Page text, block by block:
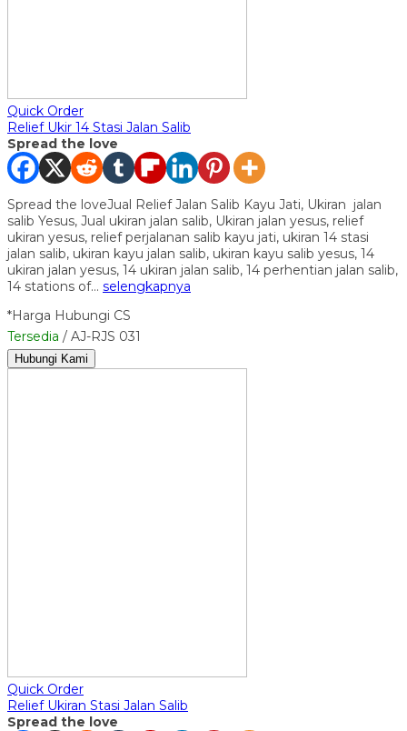
Quick Order
Relief Ukir 14 Stasi Jalan Salib
Spread the love
Spread the loveJual Relief Jalan Salib Kayu Jati, Ukiran jalan
salib Yesus, Jual ukiran jalan salib, Ukiran jalan yesus, relief
ukiran yesus, relief perjalanan salib kayu jati, ukiran 14 stasi
jalan salib, ukiran kayu jalan salib, ukiran kayu salib yesus, 14
ukiran jalan yesus, 14 ukiran jalan salib, 14 perhentian jalan salib,
14 stations of… selengkapnya
*Harga Hubungi CS
Tersedia / AJ-RJS 031
Hubungi Kami
Quick Order
Relief Ukiran Stasi Jalan Salib
Spread the love